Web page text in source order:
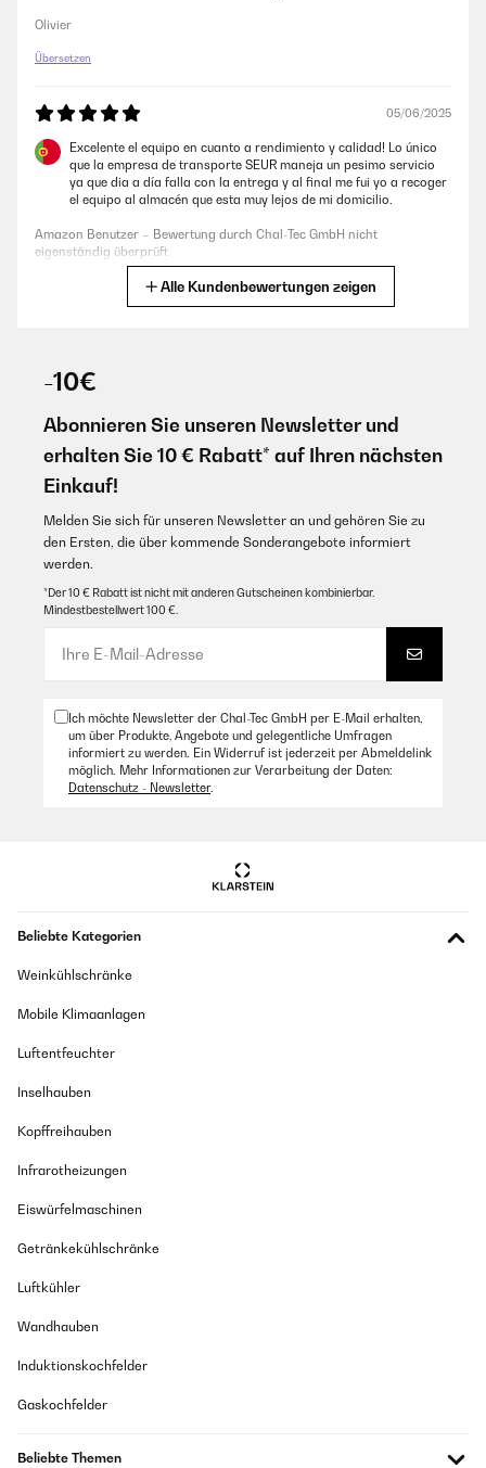
Olivier
Übersetzen
05/06/2025
Excelente el equipo en cuanto a rendimiento y calidad! Lo único
que la empresa de transporte SEUR maneja un pesimo servicio
ya que dia a día falla con la entrega y al final me fui yo a recoger
el equipo al almacén que esta muy lejos de mi domicilio.
Amazon Benutzer – Bewertung durch Chal-Tec GmbH nicht
eigenständig überprüft
He tenido varios aires acondicionados este es mi tercero y debo
decir con honestidad que es el mejor es muy eficiente pontente y
pequeña lo uso en su pontencia al mínimo con excelente
resultado al usarlo en espacios más grandes al máximo de su
pontencia obviamente hace más ruido como todos los equipos
de este tipo pero el confort y frescura obtenidos hace que valga
la pena 10/10
Amazon Benutzer – Bewertung durch Chal-Tec GmbH nicht
eigenständig überprüft
Alle Kundenbewertungen zeigen
-10€
Abonnieren Sie unseren Newsletter und
erhalten Sie 10 € Rabatt* auf Ihren nächsten
Einkauf!
Melden Sie sich für unseren Newsletter an und gehören Sie zu
den Ersten, die über kommende Sonderangebote informiert
werden.
*Der 10 € Rabatt ist nicht mit anderen Gutscheinen kombinierbar.
Mindestbestellwert 100 €.
Ich möchte Newsletter der Chal-Tec GmbH per E-Mail erhalten,
um über Produkte, Angebote und gelegentliche Umfragen
informiert zu werden. Ein Widerruf ist jederzeit per Abmeldelink
möglich. Mehr Informationen zur Verarbeitung der Daten:
Datenschutz - Newsletter.
Beliebte Kategorien
Weinkühlschränke
Mobile Klimaanlagen
Luftentfeuchter
Inselhauben
Kopffreihauben
Infrarotheizungen
Eiswürfelmaschinen
Getränkekühlschränke
Luftkühler
Wandhauben
Induktionskochfelder
Gaskochfelder
Beliebte Themen